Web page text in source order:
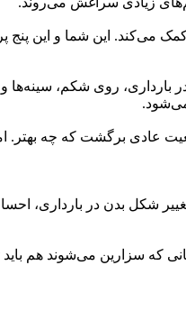
می‌کند. این شما و این
روی شکم، سینه‌ها و
عادی برگشت که چه بهتر.
شکل بدن در بارداری،
که سزارین می‌شوند هم باید